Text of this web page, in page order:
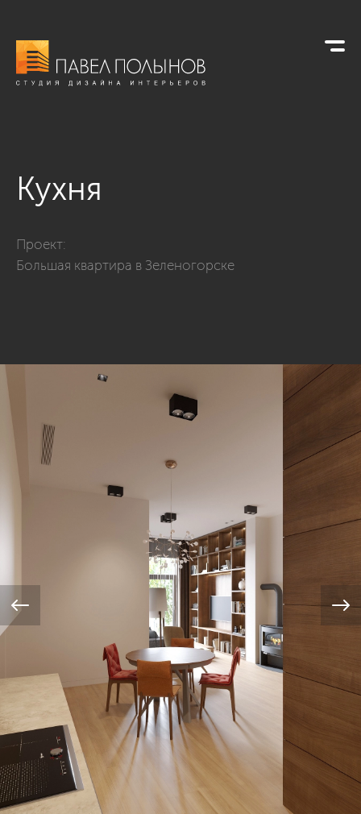
Кухня
Проект:
Большая квартира в Зеленогорске